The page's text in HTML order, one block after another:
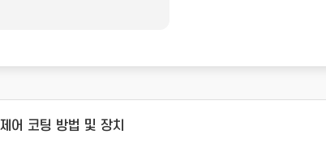
어 코팅 방법 및 장치